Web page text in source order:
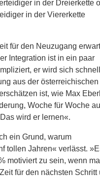
in der Dreierkette
in der Viererkette
für den Neuzugang
Integration ist in ein paar
er wird sich schnell
aus der österreichischen
ist, wie Max
Woche für Woche
wird er lernen«.
ein Grund, warum
tollen Jahren« verlässt.
motiviert zu sein, wenn
für den nächsten Schritt